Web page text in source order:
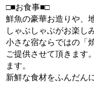
□■お食事■□
鮮魚の豪華お造りや、
しゃぶしゃぶがお楽し
小さな宿ならではの「
ご提供させて頂きます
ます。
新鮮な食材をふんだん